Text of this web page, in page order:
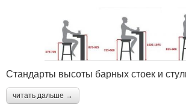
Стандарты высоты барных стоек и
читать дальше →